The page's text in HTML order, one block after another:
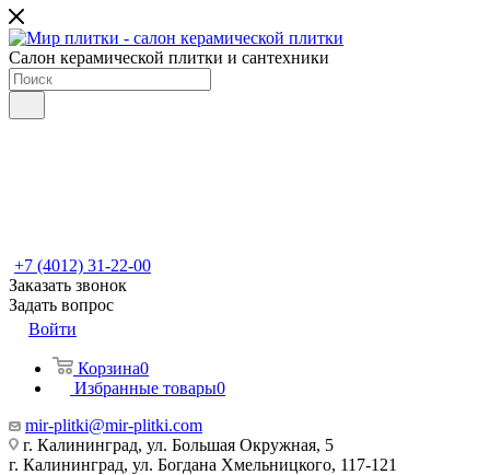
Салон керамической плитки и сантехники
+7 (4012) 31-22-00
Заказать звонок
Задать вопрос
Войти
Корзина0
Избранные товары0
mir-plitki@mir-plitki.com
г. Калининград, ул. Большая Окружная, 5
г. Калининград, ул. Богдана Хмельницкого, 117-121